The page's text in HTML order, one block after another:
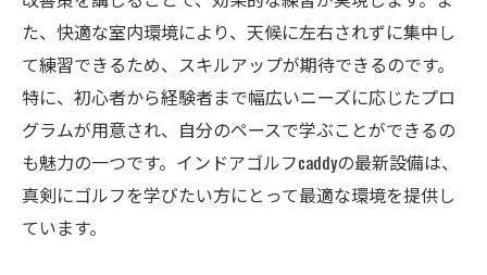
インドアゴルフcaddyでの特別プログラムの
内容
厚木市のインドアゴルフレッスンでゴルフの腕
を磨こう
厚木市でのインドアゴルフを始めるための
ステップ
た、快適な室内環境により、天候に左右されずに集中し
て練習できるため、スキルアップが期待できるのです。
特に、初心者から経験者まで幅広いニーズに応じたプロ
グラムが用意され、自分のペースで学ぶことができるの
も魅力の一つです。インドアゴルフcaddyの最新設備は、
真剣にゴルフを学びたい方にとって最適な環境を提供し
ています。